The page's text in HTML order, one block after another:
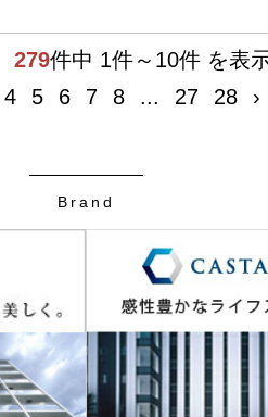
279件中 1件～10件 を表
4 5 6 7 8 ... 27 28 ›
Brand